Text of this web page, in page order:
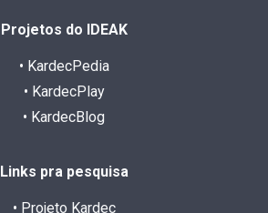
Projetos do IDEAK
• KardecPedia
• KardecPlay
• KardecBlog
Links pra pesquisa
• Projeto Kardec